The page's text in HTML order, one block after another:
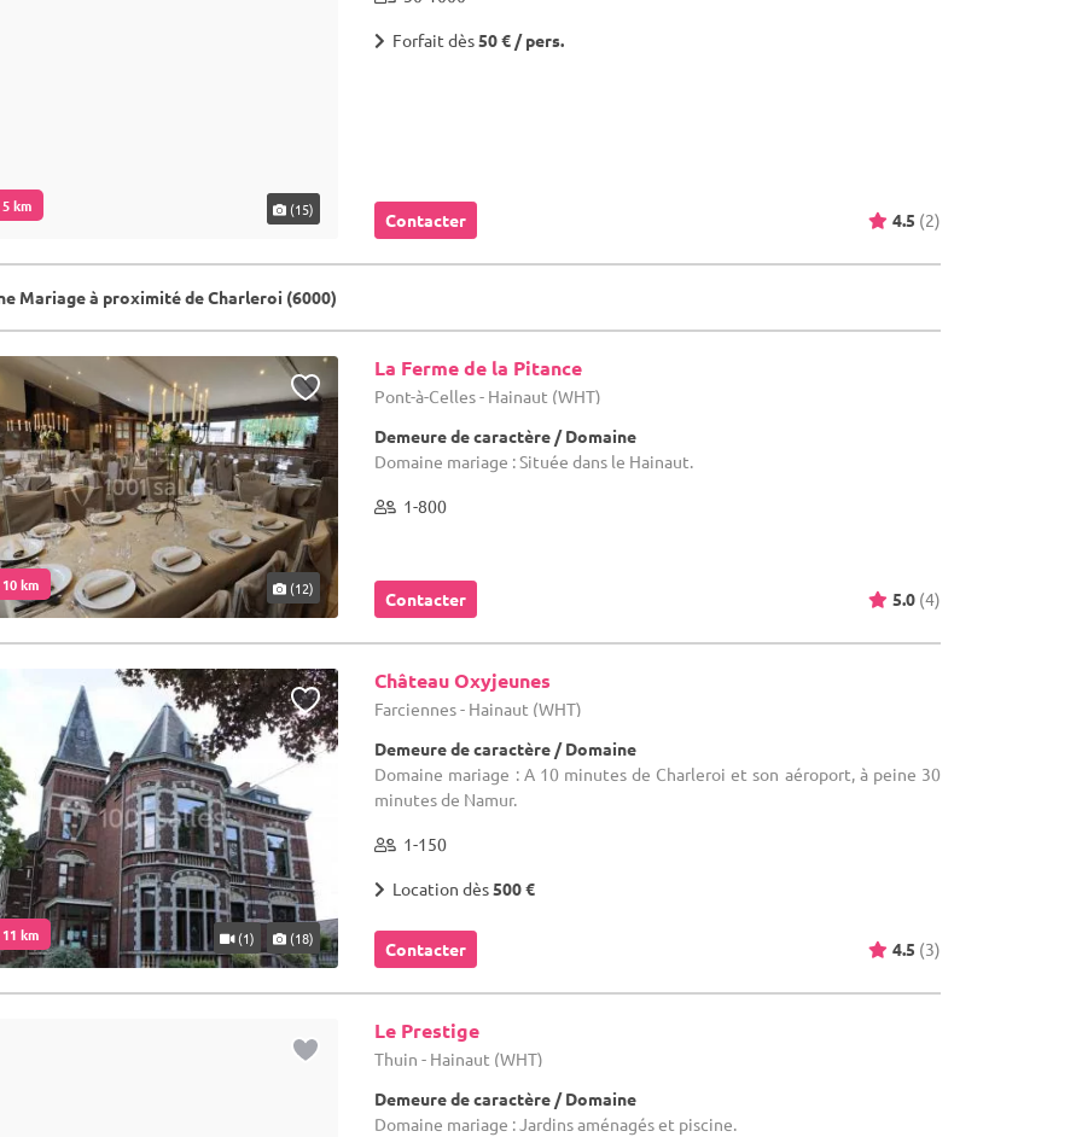
km (15)
Forfait dès50 € / pers.
Contacter 4.5 (2)
Mariage à proximité de Charleroi (6000)
km (12)
La Ferme de la Pitance
Pont-à-Celles - Hainaut (WHT)
Demeure de caractère / Domaine
Domaine mariage : Située dans le Hainaut.
1-800
Contacter 5.0 (4)
km (1) (18)
Château Oxyjeunes
Farciennes - Hainaut (WHT)
Demeure de caractère / Domaine
Domaine mariage : A 10 minutes de Charleroi et son aéroport, à peine 30
minutes de Namur.
1-150
Location dès500 €
Contacter 4.5 (3)
Le Prestige
Thuin - Hainaut (WHT)
Demeure de caractère / Domaine
Domaine mariage : Jardins aménagés et piscine.